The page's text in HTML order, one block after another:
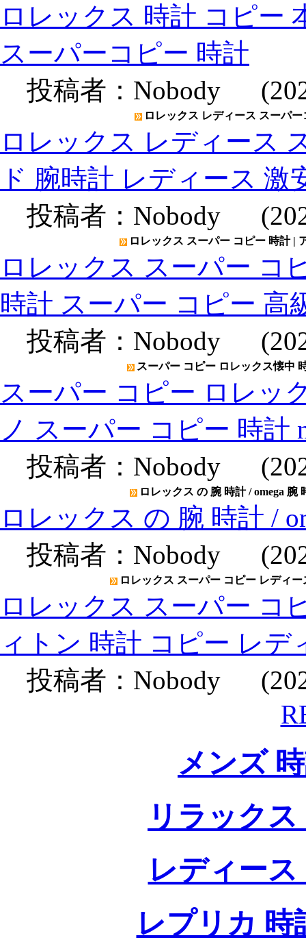
ロレックス 時計 コピー
スーパーコピー 時計
投稿者： Nobody
ロレックス レディース スーパ
ロレックス レディース
ド 腕時計 レディース 激
投稿者： Nobody
ロレックス スーパー コピー 時計 |
ロレックス スーパー コ
時計 スーパー コピー 高
投稿者： Nobody
スーパー コピー ロレックス懐中
スーパー コピー ロレッ
ノ スーパー コピー 時計
投稿者： Nobody
ロレックス の 腕 時計 / omega 腕
ロレックス の 腕 時計 /
投稿者： Nobody
ロレックス スーパー コピー レディ
ロレックス スーパー コ
ィトン 時計 コピー レデ
投稿者： Nobody
メンズ
リラック
レディー
レプリカ 時